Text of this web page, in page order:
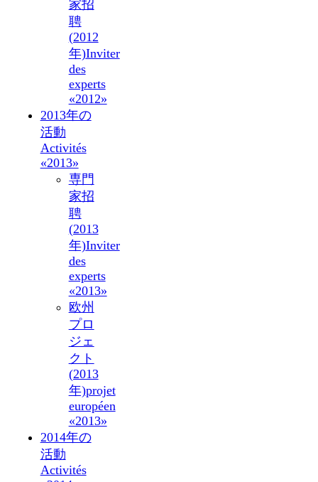
家招
聘
(2012
年)Inviter
des
experts
«2012»
2013年の
活動
Activités
«2013»
専門
家招
聘
(2013
年)Inviter
des
experts
«2013»
欧州
プロ
ジェ
クト
(2013
年)projet
européen
«2013»
2014年の
活動
Activités